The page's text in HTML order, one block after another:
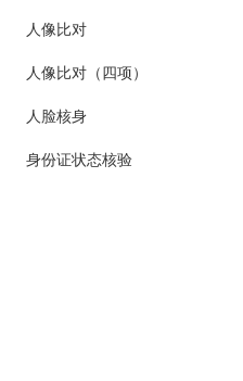
人像比对
人像比对（四项）
人脸核身
身份证状态核验